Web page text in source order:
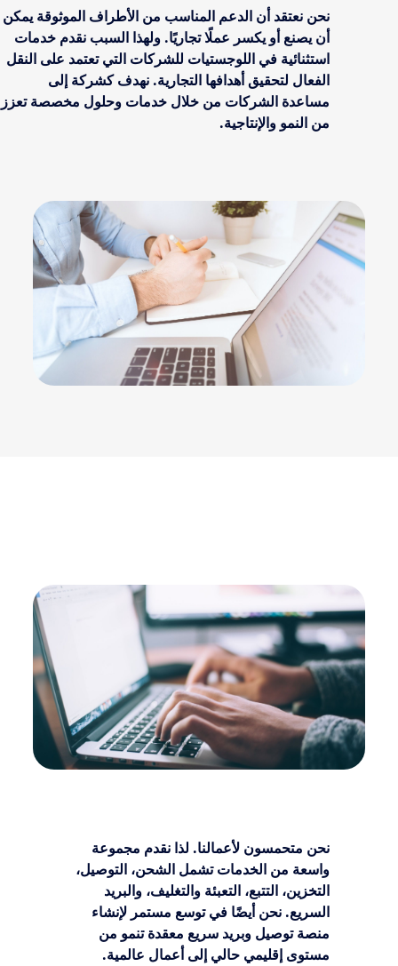
نحن نعتقد أن الدعم المناسب من الأطراف الموثوقة يمكن
أن يصنع أو يكسر عملًا تجاريًا. ولهذا السبب نقدم خدمات
استثنائية في اللوجستيات للشركات التي تعتمد على النقل
الفعال لتحقيق أهدافها التجارية. نهدف كشركة إلى
مساعدة الشركات من خلال خدمات وحلول مخصصة تعزز
من النمو والإنتاجية.
نحن متحمسون لأعمالنا. لذا نقدم مجموعة
واسعة من الخدمات تشمل الشحن، التوصيل،
التخزين، التتبع، التعبئة والتغليف، والبريد
السريع. نحن أيضًا في توسع مستمر لإنشاء
منصة توصيل وبريد سريع معقدة تنمو من
مستوى إقليمي حالي إلى أعمال عالمية.